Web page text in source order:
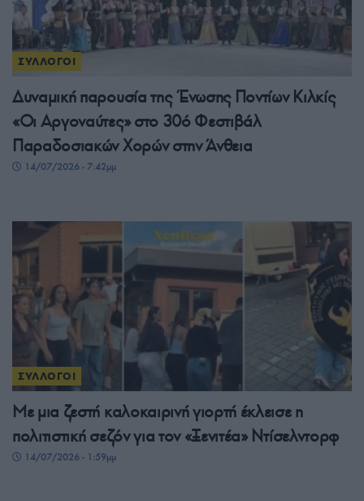
ΣΥΛΛΟΓΟΙ
Δυναμική παρουσία της Ένωσης Ποντίων Κιλκίς
«Οι Αργοναύτες» στο 30ό Φεστιβάλ
Παραδοσιακών Χορών στην Άνθεια
14/07/2026 - 7:42μμ
ΣΥΛΛΟΓΟΙ
Με μια ζεστή καλοκαιρινή γιορτή έκλεισε η
πολιτιστική σεζόν για τον «Ξενιτέα» Ντίσελντορφ
14/07/2026 - 1:59μμ